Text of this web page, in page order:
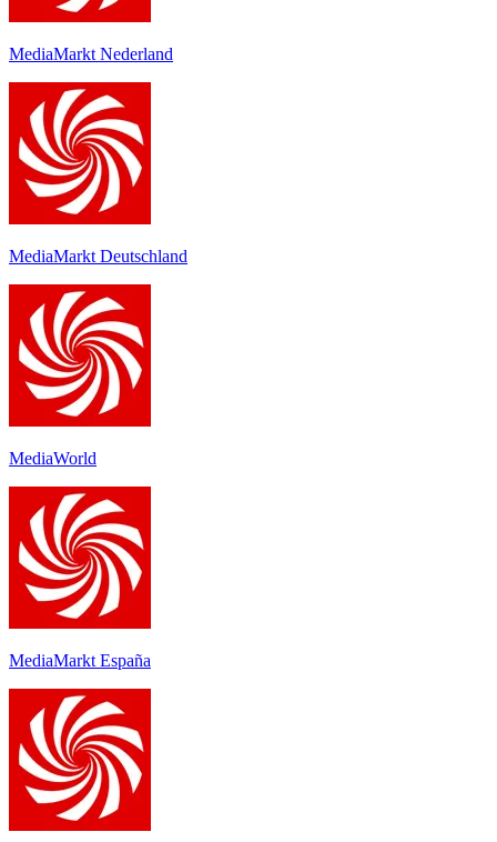
MediaMarkt Nederland
MediaMarkt Deutschland
MediaWorld
MediaMarkt España